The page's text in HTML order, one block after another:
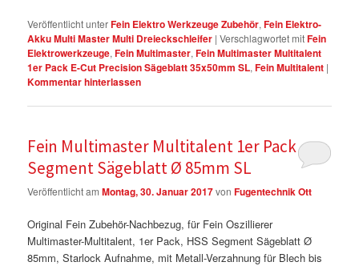
Veröffentlicht unterFein Elektro Werkzeuge Zubehör,Fein Elektro-
Akku Multi Master Multi Dreieckschleifer |Verschlagwortet mitFein
Elektrowerkzeuge,Fein Multimaster,Fein Multimaster Multitalent
1er Pack E-Cut Precision Sägeblatt 35x50mm SL,Fein Multitalent |
Kommentar hinterlassen
Fein Multimaster Multitalent 1er Pack HSS
Segment Sägeblatt Ø 85mm SL
Veröffentlicht amMontag, 30. Januar 2017vonFugentechnik Ott
Original Fein Zubehör-Nachbezug, für Fein Oszillierer
Multimaster-Multitalent, 1er Pack, HSS Segment Sägeblatt Ø
85mm, Starlock Aufnahme, mit Metall-Verzahnung für Blech bis